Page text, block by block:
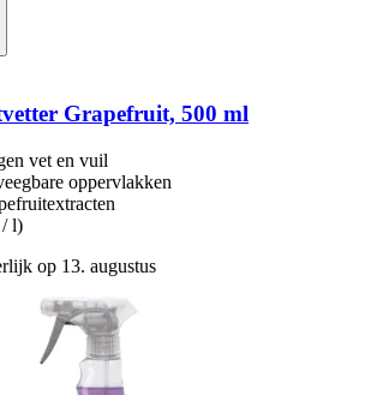
Grapefruit, 500 ml
vet en vuil
oppervlakken
l)
op 13. augustus